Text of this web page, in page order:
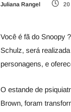
Juliana Rangel 20
Você é fã do Snoopy
Schulz, será
personagens, e
O estande de
Brown, foram